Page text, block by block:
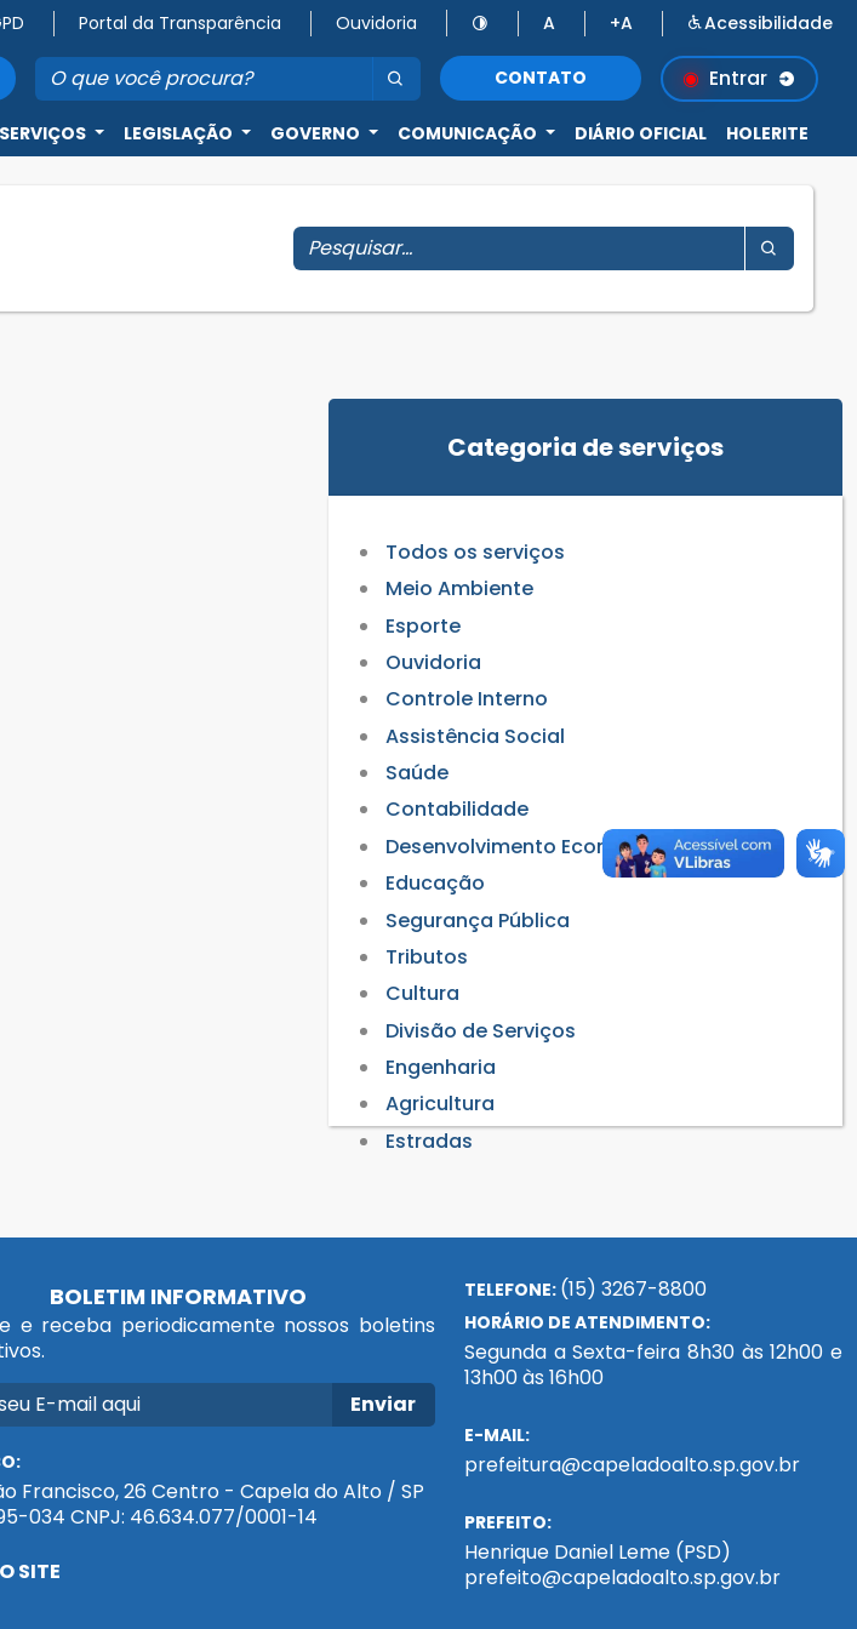
Portal da Transparência Ouvidoria A +A Acessibilidade
CONTATO Entrar
SERVIÇOS LEGISLAÇÃO GOVERNO COMUNICAÇÃO DIÁRIO OFICIAL HOLERITE
Categoria de serviços
Todos os serviços
Meio Ambiente
Esporte
Ouvidoria
Controle Interno
Assistência Social
Saúde
Contabilidade
Desenvolvimento Econômico
Educação
Segurança Pública
Tributos
Cultura
Divisão de Serviços
Engenharia
Agricultura
Estradas
BOLETIM INFORMATIVO
e receba periodicamente nossos boletins
Enviar
Francisco, 26 Centro - Capela do Alto / SP
034 CNPJ: 46.634.077/0001-14
SITE
TELEFONE: (15) 3267-8800
HORÁRIO DE ATENDIMENTO:
Segunda a Sexta-feira 8h30 às 12h00 e
13h00 às 16h00
E-MAIL:
prefeitura@capeladoalto.sp.gov.br
PREFEITO:
Henrique Daniel Leme (PSD)
prefeito@capeladoalto.sp.gov.br